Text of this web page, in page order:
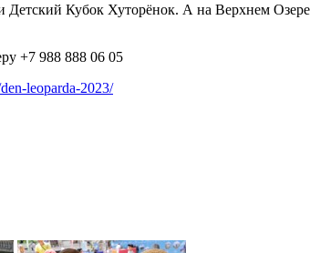
Детский Кубок Хуторёнок. А на Верхнем
+7 988 888 06 05
leoparda-2023/